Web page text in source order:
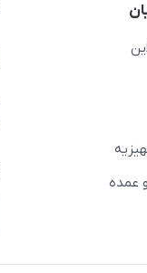
عمده